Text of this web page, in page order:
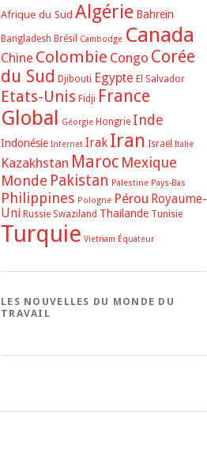
Afrique du Sud Algérie Bahreïn
Bangladesh Brésil Cambodge Canada
Chine Colombie Congo Corée
du Sud Djibouti Egypte El Salvador
Etats-Unis Fidji France
Global Géorgie Hongrie Inde
Indonésie Internet Irak Iran Israël Italie
Kazakhstan Maroc Mexique
Monde Pakistan Palestine Pays-Bas
Philippines Pologne Pérou Royaume-
Uni Russie Swaziland Thailande Tunisie
Turquie Vietnam Équateur
LES NOUVELLES DU MONDE DU
TRAVAIL